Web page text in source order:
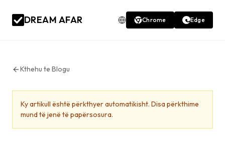
DREAM AFAR Chrome Edge
Kthehu te Blogu
Ky artikull është përkthyer automatikisht. Disa përkthime
mund të jenë të papërsosura.